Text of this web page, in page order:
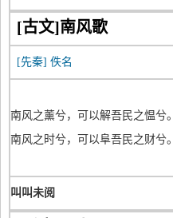
[古文]南风歌
[先秦] 佚名
南风之薰兮，可以解吾民之愠兮。
南风之时兮，可以阜吾民之财兮。
叫叫未阅